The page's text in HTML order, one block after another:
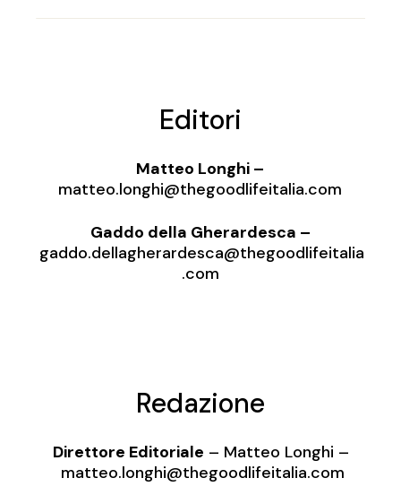
Editori
Matteo Longhi –
matteo.longhi@thegoodlifeitalia.com
Gaddo della Gherardesca –
gaddo.dellagherardesca@thegoodlifeitalia
.com
Redazione
Direttore Editoriale – Matteo Longhi –
matteo.longhi@thegoodlifeitalia.com